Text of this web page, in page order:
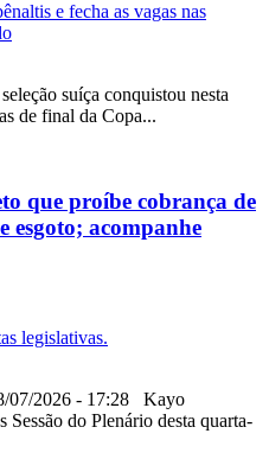
suíça conquistou nesta
de final da Copa...
que proíbe cobrança de
esgoto; acompanhe
07/2026 - 17:28 Kayo
Sessão do Plenário desta quarta-